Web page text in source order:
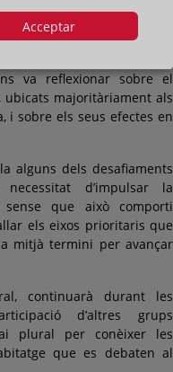
com a “àrees
va reflexionar sobre el
ubicats majoritàriament als
i sobre els seus efectes en
alguns dels desafiaments
d’impulsar la
sense que això comporti
els eixos prioritaris que
mitjà termini per avançar
continuarà durant les
d’altres grups
plural per conèixer les
que es debaten al
Acceptar